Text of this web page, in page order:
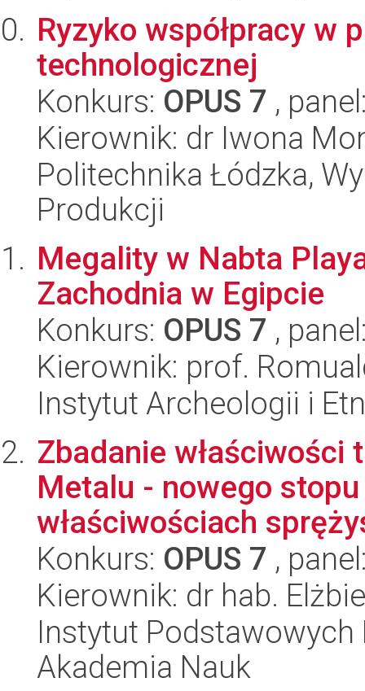
Ryzyko współpracy w
technologicznej
Konkurs: OPUS 7 ,
Kierownik: dr Iwona
Politechnika Łódzka,
Produkcji
Megality w Nabta
Zachodnia w Egipcie
Konkurs: OPUS 7 ,
Kierownik: prof.
Instytut Archeologii i
Zbadanie właściwości
Metalu - nowego
właściwościach
Konkurs: OPUS 7 ,
Kierownik: dr hab.
Instytut
Akademia Nauk